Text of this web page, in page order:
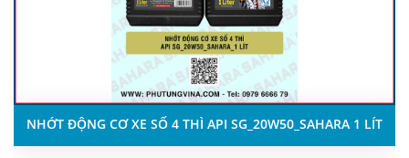
NHỚT ĐỘNG CƠ XE SỐ 4 THÌ API SG_20W50_SAHARA 1 LÍT